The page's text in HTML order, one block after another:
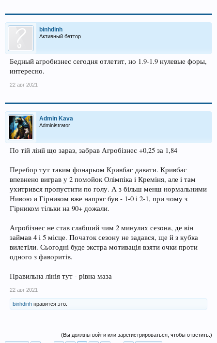
binhdinh
Активный беттор
Бедный агробизнес сегодня отлетит, но 1.9-1.9 нулевые форы,
интересно.
22 авг 2021
Admin Kava
Administrator
По тій лінії що зараз, забрав Агробізнес +0,25 за 1,84
Перебор тут таким фонарьом Кривбас давати. Кривбас
впевнено виграв у 2 помойок Олімпіка і Креміня, але і там
ухитрився пропустити по голу. А з більш менш нормальними
Нивою и Гірником вже напряг був - 1-0 і 2-1, при чому з
Гірником тільки на 90+ дожали.
Агробізнес не став слабший чим 2 минулих сезона, де він
займав 4 і 5 місце. Початок сезону не задався, ще й з кубка
вилетіли. Сьогодні буде экстра мотивація взяти очки проти
одного з фаворитів.
Правильна лінія тут - рівна маза
22 авг 2021
binhdinh нравится это.
(Вы должны войти или зарегистрироваться, чтобы ответить.)